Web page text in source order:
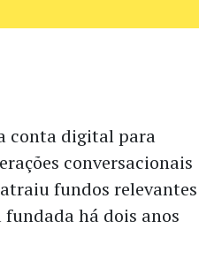
conta digital para
conversacionais
fundos relevantes
fundada há dois anos